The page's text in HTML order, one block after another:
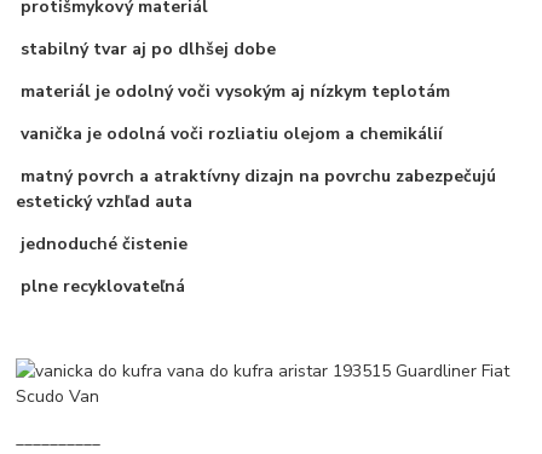
protišmykový materiál
stabilný tvar aj po dlhšej dobe
materiál je odolný voči vysokým aj nízkym teplotám
vanička je odolná voči rozliatiu olejom a chemikálií
matný povrch a atraktívny dizajn na povrchu zabezpečujú
estetický vzhľad auta
jednoduché čistenie
plne recyklovateľná